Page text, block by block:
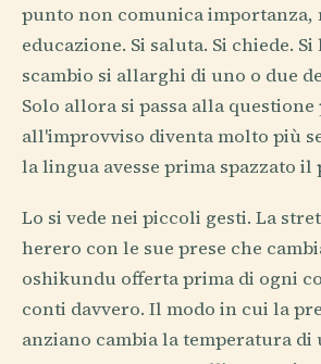
punto non comunica importanza,
educazione. Si saluta. Si chiede.
scambio si allarghi di uno o due
Solo allora si passa alla
all'improvviso diventa molto più
la lingua avesse prima spazzato il
Lo si vede nei piccoli gesti. La
herero con le sue prese che
oshikundu offerta prima di ogni
conti davvero. Il modo in cui la
anziano cambia la temperatura